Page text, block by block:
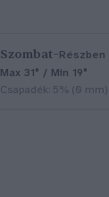
Szombat–Részben
Max 31° / Min 19°
Csapadék: 5% (0 mm)